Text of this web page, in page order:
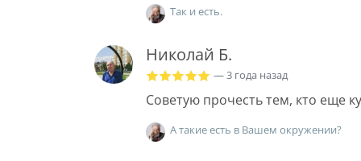
Так и есть.
Николай Б.
— 3 года назад
Советую прочесть тем, кто еще
А такие есть в Вашем окружении?